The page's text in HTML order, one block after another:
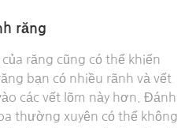
răng
răng cũng có thể khiến
bạn có nhiều rãnh và vết
các vết lõm này hơn. Đánh
thường xuyên có thể không